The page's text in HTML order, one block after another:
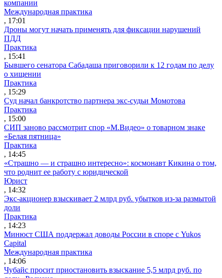
компании
Международная практика
, 17:01
Дроны могут начать применять для фиксации нарушений
ПДД
Практика
, 15:41
Бывшего сенатора Сабадаша приговорили к 12 годам по делу
о хищении
Практика
, 15:29
Суд начал банкротство партнера экс-судьи Момотова
Практика
, 15:00
СИП заново рассмотрит спор «М.Видео» о товарном знаке
«Белая пятница»
Практика
, 14:45
«Страшно — и страшно интересно»: космонавт Кикина о том,
что роднит ее работу с юридической
Юрист
, 14:32
Экс-акционер взыскивает 2 млрд руб. убытков из-за размытой
доли
Практика
, 14:23
Минюст США поддержал доводы России в споре с Yukos
Capital
Международная практика
, 14:06
Чубайс просит приостановить взыскание 5,5 млрд руб. по